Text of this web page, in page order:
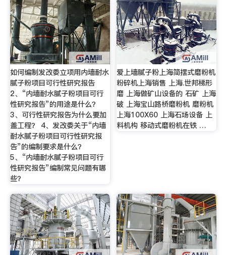
如何编制发改委立项用内墙耐水
腻子粉项目可行性研究报告
2、“内墙耐水腻子粉项目可行
性研究报告”的用途是什么？
3、可行性研究报告为什么要加
盖工程？ 4、发改委关于“内墙
耐水腻子粉项目可行性研究报
告”的编制要求是什么？
5、“内墙耐水腻子粉项目可行
性研究报告”编制常见问题有哪
些？
爱上墙腻子粉上海简摆式磨粉机
粉碎机上海销售 上海.世邦梯形
磨 上海做矿山设备的 石矿 上海
破 上海宝山路桥磨粉机 磨粉机
上海100X60 上海石场设备 上
料机构 移动式磨粉机在铁 …